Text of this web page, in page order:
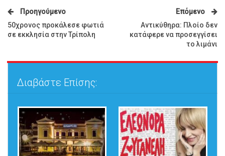
Προηγούμενο
50χρονος προκάλεσε φωτιά
σε εκκλησία στην Τρίπολη
Επόμενο
Αντικύθηρα: Πλοίο δεν
κατάφερε να προσεγγίσει
το λιμάνι
Διαβάστε Επίσης: